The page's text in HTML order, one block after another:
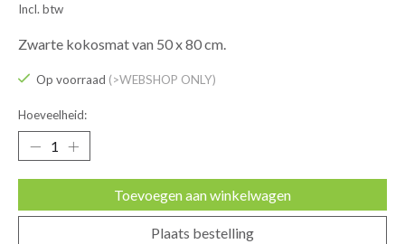
Incl. btw
Zwarte kokosmat van 50 x 80 cm.
Op voorraad (>WEBSHOP ONLY)
Hoeveelheid:
Toevoegen aan winkelwagen
Plaats bestelling